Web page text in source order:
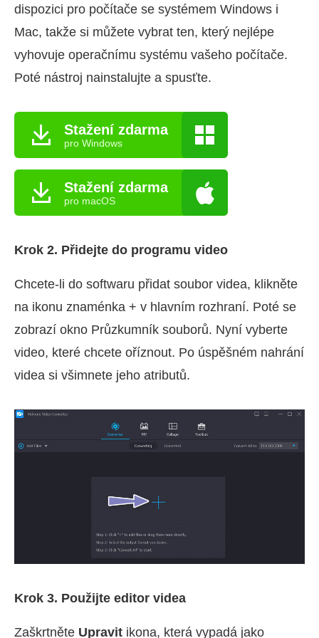
dispozici pro počítače se systémem Windows i
Mac, takže si můžete vybrat ten, který nejlépe
vyhovuje operačnímu systému vašeho počítače.
Poté nástroj nainstalujte a spusťte.
Stažení zdarma
pro Windows
Stažení zdarma
pro macOS
Krok 2. Přidejte do programu video
Chcete-li do softwaru přidat soubor videa, klikněte
na ikonu znaménka + v hlavním rozhraní. Poté se
zobrazí okno Průzkumník souborů. Nyní vyberte
video, které chcete oříznout. Po úspěšném nahrání
videa si všimnete jeho atributů.
Krok 3. Použijte editor videa
Zaškrtněte Upravit ikona, která vypadá jako